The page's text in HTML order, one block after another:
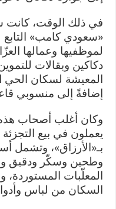
في ذلك الوقت، كانت
«سعودي كامب»
لموظفيها وعمالها
دكاكين وبقالات
المعيشة لسكان الحي
إضافةً إلى منسوبي
وكان أغلب أصحاب
يعملون في بيع
بـ«الأرزاق»، وتشمل
وطحين وسكّر ودقيق
المعلّبات
السكان من لباس